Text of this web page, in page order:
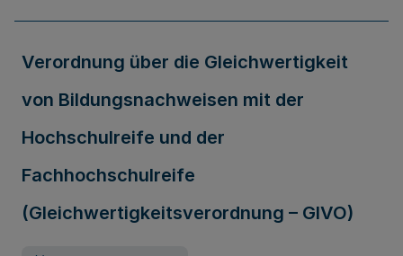
Verordnung über die Gleichwertigkeit
von Bildungsnachweisen mit der
Hochschulreife und der
Fachhochschulreife
(Gleichwertigkeitsverordnung – GlVO)